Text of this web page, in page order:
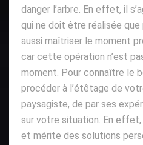
danger l’arbre. En effet, il
qui ne doit être réalisée
aussi maîtriser le moment
car cette opération n’est
moment. Pour connaître le
procéder à l’étêtage de
paysagiste, de par ses
sur votre situation. En effet,
et mérite des solutions